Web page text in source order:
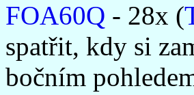
FOA60Q - 28x (
spatřit, kdy si
bočním